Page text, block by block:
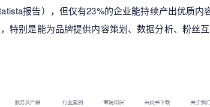
报告），但仅有23%的企业能持续产出优质内
特别是能为品牌提供内容策划、数据分析、粉丝